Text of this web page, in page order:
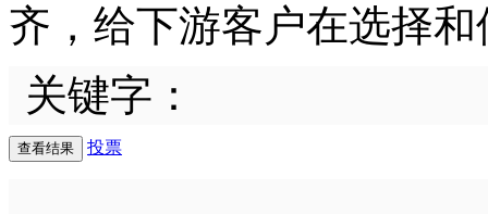
齐，给下游客户在选择
关键字：
投票